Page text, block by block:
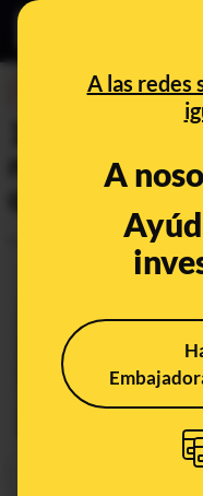
A las redes
A
100 bulos
refugiados
que te
Dec 19, 2019,